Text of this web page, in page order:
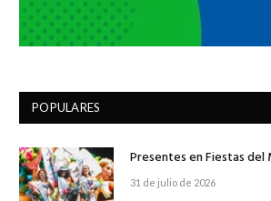
POPULARES
Presentes en Fiestas del
31 de julio de 2026